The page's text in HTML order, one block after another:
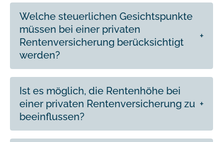
Welche steuerlichen Gesichtspunkte
müssen bei einer privaten
Rentenversicherung berücksichtigt
werden?
Ist es möglich, die Rentenhöhe bei
einer privaten Rentenversicherung zu
beeinflussen?